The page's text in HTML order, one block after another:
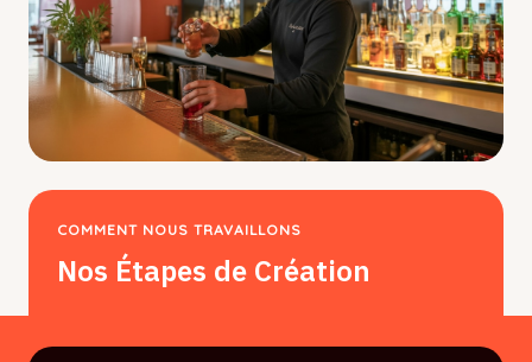
COMMENT NOUS TRAVAILLONS
Nos Étapes de Création